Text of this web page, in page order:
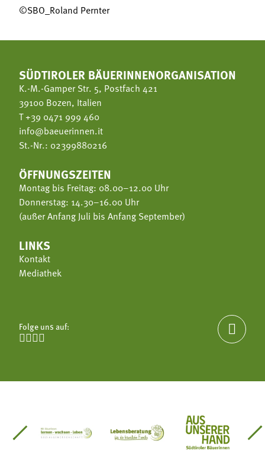
©SBO_Roland Pernter
SÜDTIROLER BÄUERINNENORGANISATION
K.-M.-Gamper Str. 5, Postfach 421
39100 Bozen, Italien
T+39 0471 999 460
info@baeuerinnen.it
St.-Nr.: 02399880216
ÖFFNUNGSZEITEN
Montag bis Freitag: 08.00–12.00 Uhr
Donnerstag: 14.30–16.00 Uhr
(außer Anfang Juli bis Anfang September)
LINKS
Kontakt
Mediathek
Folge uns auf:


Südtirol
Gärtnervereinigung
Sozialgenossenschaft Mit Bäuerinnen lernen -
Lebensberatung für dieAus unserer